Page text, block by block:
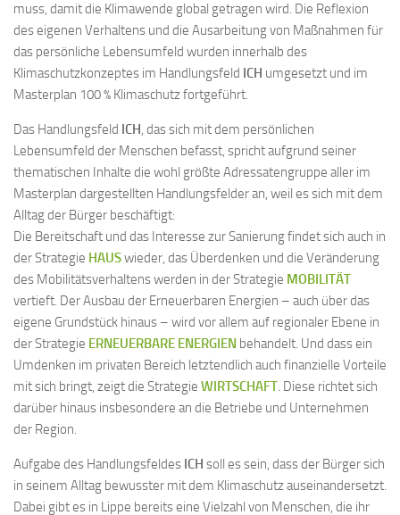
muss, damit die Klimawende global getragen wird. Die Reflexion
des eigenen Verhaltens und die Ausarbeitung von Maßnahmen für
das persönliche Lebensumfeld wurden innerhalb des
Klimaschutzkonzeptes im Handlungsfeld ICH umgesetzt und im
Masterplan 100 % Klimaschutz fortgeführt.
Das Handlungsfeld ICH, das sich mit dem persönlichen
Lebensumfeld der Menschen befasst, spricht aufgrund seiner
thematischen Inhalte die wohl größte Adressatengruppe aller im
Masterplan dargestellten Handlungsfelder an, weil es sich mit dem
Alltag der Bürger beschäftigt:
Die Bereitschaft und das Interesse zur Sanierung findet sich auch in
der Strategie HAUSwieder, das Überdenken und die Veränderung
des Mobilitätsverhaltens werden in der Strategie MOBILITÄT
vertieft. Der Ausbau der Erneuerbaren Energien – auch über das
eigene Grundstück hinaus – wird vor allem auf regionaler Ebene in
der Strategie ERNEUERBARE ENERGIEN behandelt. Und dass ein
Umdenken im privaten Bereich letztendlich auch finanzielle Vorteile
mit sich bringt, zeigt die Strategie WIRTSCHAFT. Diese richtet sich
darüber hinaus insbesondere an die Betriebe und Unternehmen
der Region.
Aufgabe des Handlungsfeldes ICH soll es sein, dass der Bürger sich
in seinem Alltag bewusster mit dem Klimaschutz auseinandersetzt.
Dabei gibt es in Lippe bereits eine Vielzahl von Menschen, die ihr